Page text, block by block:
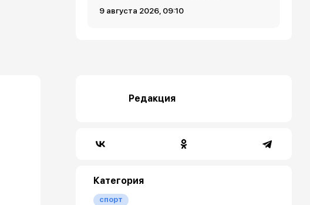
9 августа 2026, 09:10
Редакция
Категория
спорт